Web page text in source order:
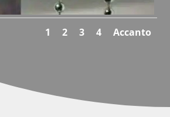
1 2 3 4 Accanto